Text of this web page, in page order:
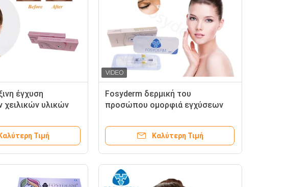
έγχυση
υλικών
Καλύτερη Τιμή
Fosyderm δερμική του
προσώπου ομορφιά εγχύσεων
πληρώσεως Hyaluronic όξινη
Καλύτερη Τιμή